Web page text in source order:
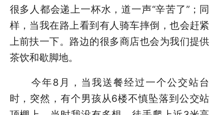
很多人都会递上一杯水，道一声“辛苦了”；同
样，当我在路上看到有人骑车摔倒，也会赶紧
上前扶一下。路边的很多商店也会为我们提供
茶饮和歇脚地。
今年8月，当我送餐经过一个公交站台
时，突然，有个男孩从6楼不慎坠落到公交站